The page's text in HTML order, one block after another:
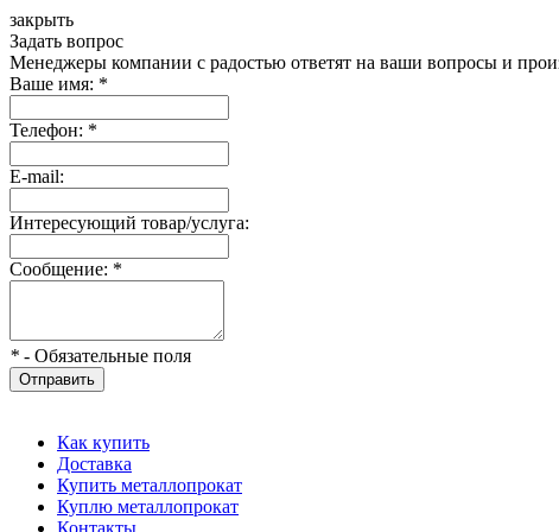
закрыть
Задать вопрос
Менеджеры компании с радостью ответят на ваши вопросы и
Ваше имя: *
Телефон: *
E-mail:
Интересующий товар/услуга:
Сообщение: *
* - Обязательные поля
Отправить
Как купить
Доставка
Купить металлопрокат
Куплю металлопрокат
Контакты